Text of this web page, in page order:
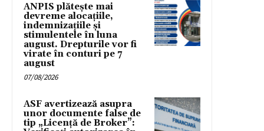
ANPIS plătește mai
devreme alocațiile,
indemnizațiile și
stimulentele în luna
august. Drepturile vor fi
virate în conturi pe 7
august
07/08/2026
ASF avertizează asupra
unor documente false de
tip „Licență de Broker”: